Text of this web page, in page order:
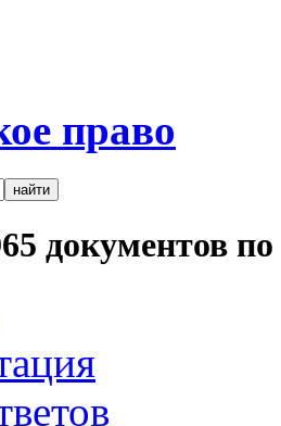
право
документов